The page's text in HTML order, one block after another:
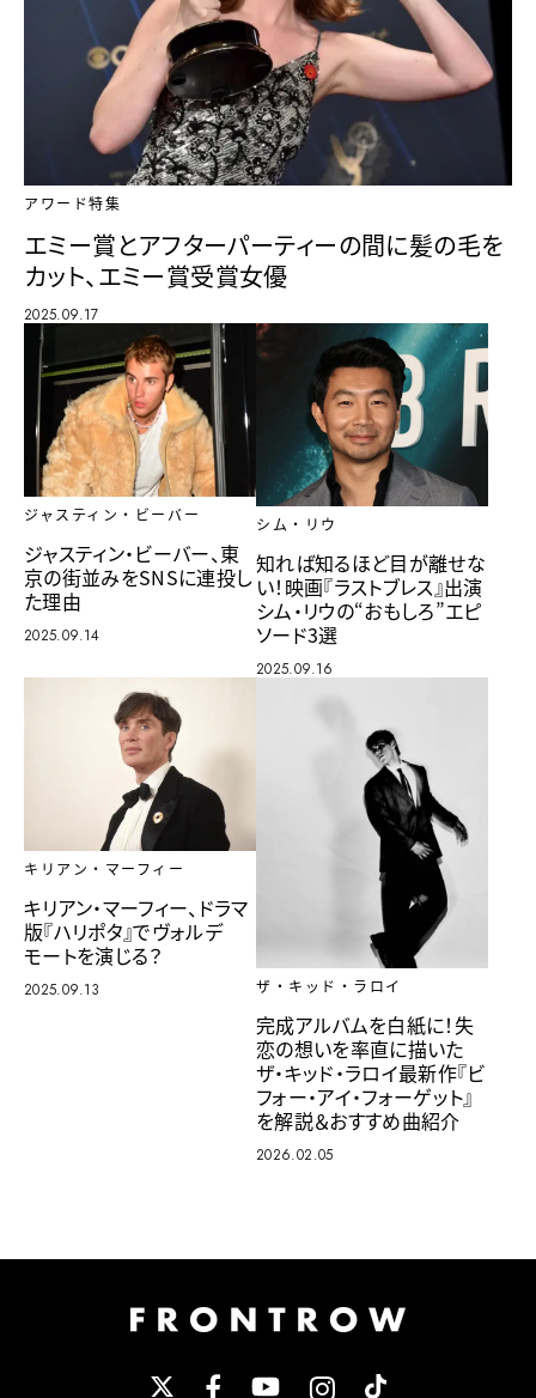
アワード特集
エミー賞とアフターパーティーの間に髪の毛を
カット、エミー賞受賞女優
2025.09.17
ジャスティン・ビーバー
ジャスティン・ビーバー、東
京の街並みをSNSに連投し
た理由
2025.09.14
シム・リウ
知れば知るほど目が離せな
い！映画『ラストブレス』出演
シム・リウの“おもしろ”エピ
ソード3選
2025.09.16
キリアン・マーフィー
キリアン・マーフィー、ドラマ
版『ハリポタ』でヴォルデ
モートを演じる？
2025.09.13 ザ・キッド・ラロイ
完成アルバムを白紙に！失
恋の想いを率直に描いた
ザ・キッド・ラロイ最新作『ビ
フォー・アイ・フォーゲット』
を解説＆おすすめ曲紹介
2026.02.05